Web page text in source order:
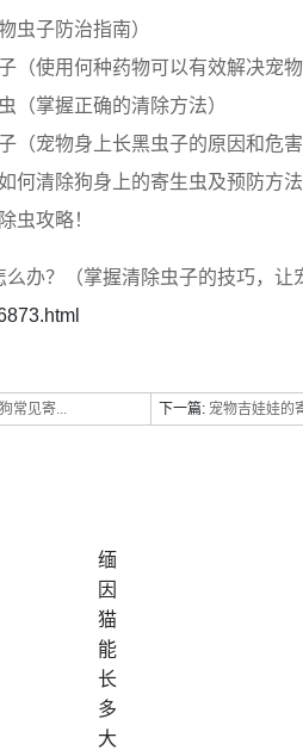
虫子防治指南）
（使用何种药物可以有效解决宠
（掌握正确的清除方法）
（宠物身上长黑虫子的原因和危
何清除狗身上的寄生虫及预防方
虫攻略！
么办？（掌握清除虫子的技巧，让
常见寄... 下一篇: 宠物吉娃娃的
缅
因
猫
能
长
多
大